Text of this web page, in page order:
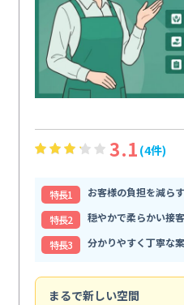
3.1 (4件)
特⻑1
お客様の負担を減ら
特⻑2
穏やかで柔らかい接
特⻑3
分かりやすく丁寧な
まるで新しい空間